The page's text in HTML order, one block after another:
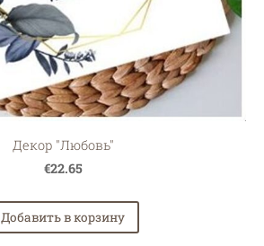
Декор "Любовь"
€22.65
Добавить в корзину